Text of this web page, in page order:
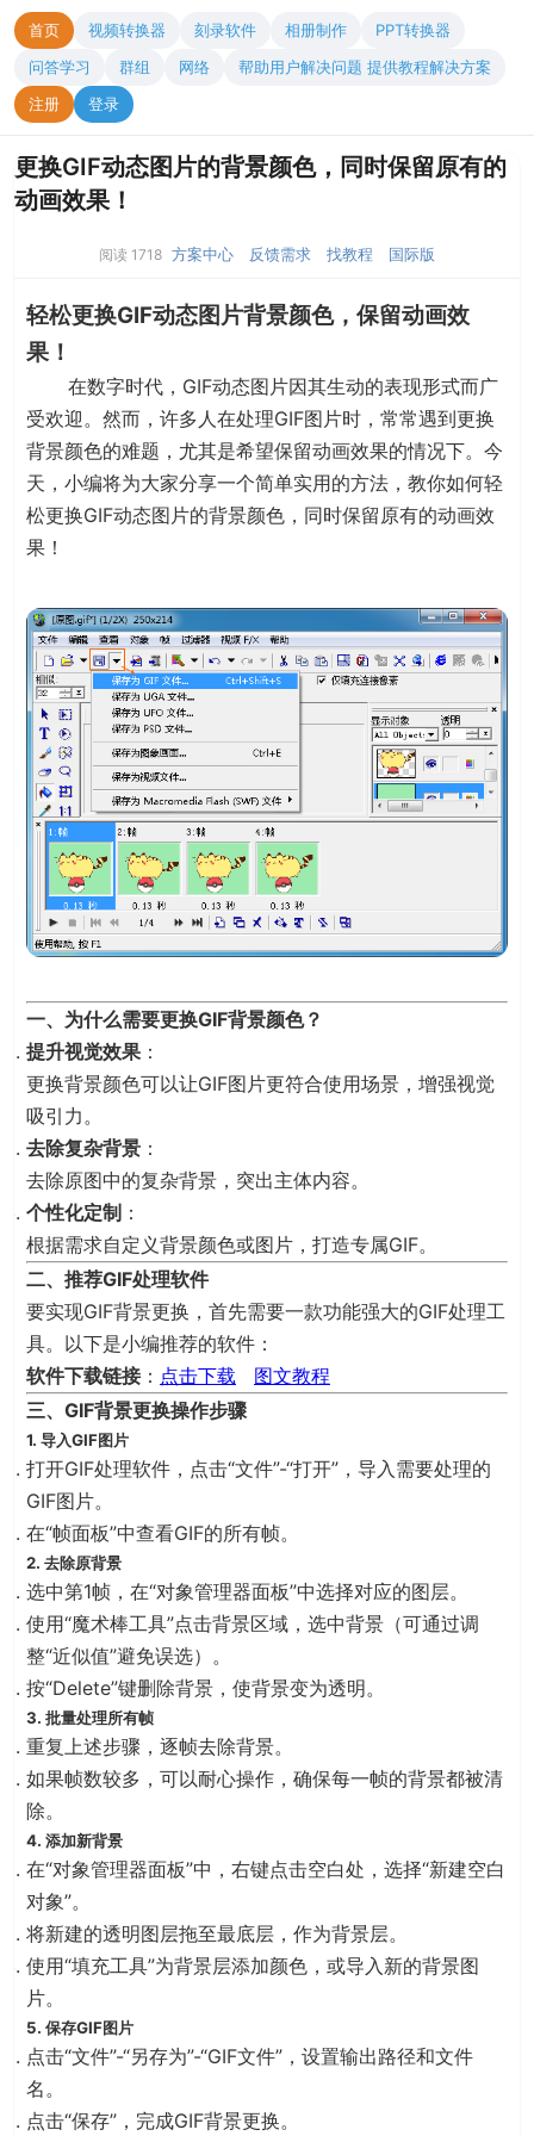
首页 视频转换器 刻录软件 相册制作
PPT转换器
问答学习
群组 网络
帮助用户解决问题 提供教程解决方案
注册
登录
更换GIF动态图片的背景颜色，同时保留原有的
动画效果！
阅读 1718 方案中心 反馈需求 找教程 国际版
轻松更换GIF动态图片背景颜色，保留动画效
果！
在数字时代，GIF动态图片因其生动的表现形式而广
受欢迎。然而，许多人在处理GIF图片时，常常遇到更换
背景颜色的难题，尤其是希望保留动画效果的情况下。今
天，小编将为大家分享一个简单实用的方法，教你如何轻
松更换GIF动态图片的背景颜色，同时保留原有的动画效
果！
一、为什么需要更换GIF背景颜色？
提升视觉效果 ：
更换背景颜色可以让GIF图片更符合使用场景，增强视觉
吸引力。
去除复杂背景 ：
去除原图中的复杂背景，突出主体内容。
个性化定制 ：
根据需求自定义背景颜色或图片，打造专属GIF。
二、推荐GIF处理软件
要实现GIF背景更换，首先需要一款功能强大的GIF处理工
具。以下是小编推荐的软件：
软件下载链接： 点击下载
图文教程
三、GIF背景更换操作步骤
1. 导入GIF图片
打开GIF处理软件，点击“文件”-“打开”，导入需要处理的
GIF图片。
在“帧面板”中查看GIF的所有帧。
2. 去除原背景
选中第1帧，在“对象管理器面板”中选择对应的图层。
使用“魔术棒工具”点击背景区域，选中背景（可通过调
整“近似值”避免误选）。
按“Delete”键删除背景，使背景变为透明。
3. 批量处理所有帧
重复上述步骤，逐帧去除背景。
如果帧数较多，可以耐心操作，确保每一帧的背景都被清
除。
4. 添加新背景
在“对象管理器面板”中，右键点击空白处，选择“新建空白
对象”。
将新建的透明图层拖至最底层，作为背景层。
使用“填充工具”为背景层添加颜色，或导入新的背景图
片。
5. 保存GIF图片
点击“文件”-“另存为”-“GIF文件”，设置输出路径和文件
名。
点击“保存”，完成GIF背景更换。